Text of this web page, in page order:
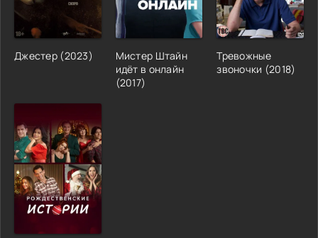
Джестер (2023)
Мистер Штайн
идёт в онлайн
(2017)
Тревожные
звоночки (2018)